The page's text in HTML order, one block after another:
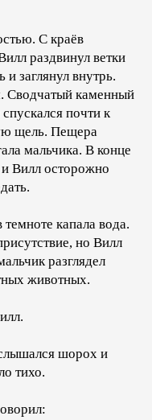
С краёв
раздвинул ветки
заглянул внутрь.
Сводчатый каменный
почти к
щель. Пещера
мальчика. В конце
Вилл осторожно
капала вода.
но Вилл
разглядел
животных.
шорох и
тихо.